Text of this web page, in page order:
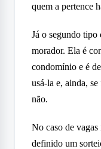
quem a pertence
Já o segundo tipo
morador. Ela é
condomínio e é
usá-la e, ainda,
não.
No caso de vagas
definido um